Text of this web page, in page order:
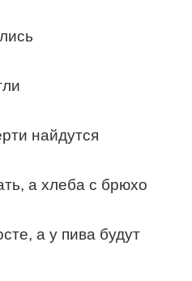
найдутся
а хлеба с брюхо
а у пива будут